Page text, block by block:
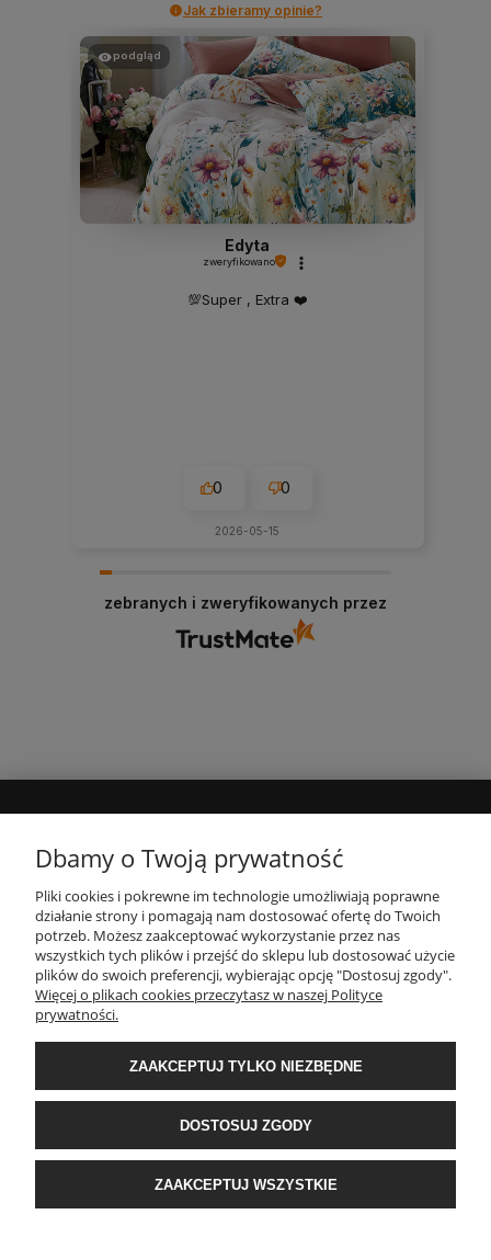
Jak zbieramy opinie?
podgląd
Edyta
zweryfikowano
💯Super , Extra ❤️
0 0
2026-05-15
zebranych i zweryfikowanych przez
INFORMACJE
PŁATNOŚCI I DOSTAWA
O NAS
POPULARNE KATEGORIE
Krakowska 201, 34-124 Klecza Dolna, woj. małopolskie | e-mail:
ekomax.pl| telefon:507 086 377
Dbamy o Twoją prywatność
Pliki cookies i pokrewne im technologie umożliwiają poprawne
działanie strony i pomagają nam dostosować ofertę do Twoich
potrzeb. Możesz zaakceptować wykorzystanie przez nas
wszystkich tych plików i przejść do sklepu lub dostosować użycie
plików do swoich preferencji, wybierając opcję "Dostosuj zgody".
Więcej o plikach cookies przeczytasz w naszej Polityce
prywatności.
ZAAKCEPTUJ TYLKO NIEZBĘDNE
DOSTOSUJ ZGODY
ZAAKCEPTUJ WSZYSTKIE